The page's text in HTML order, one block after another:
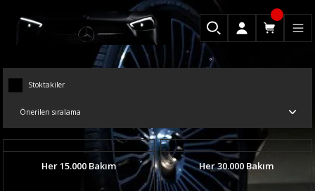
Stoktakiler
Her 15.000 Bakım Her 30.000 Bakım